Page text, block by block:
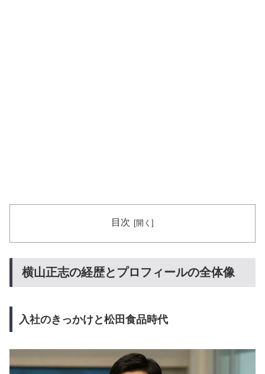
目次
横山正志の経歴とプロフィールの全体像
入社のきっかけと松田食品時代